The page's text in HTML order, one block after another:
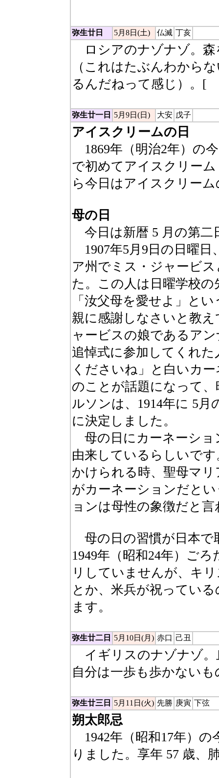
弥生廿日 5月8日(土) 仏滅 丁亥
ロシアのナゾナゾ。森
（これはたぶんわから
るんだねって感じ）。[
弥生廿一日 5月9日(日) 大安 戊子
アイスクリームの日
1869年（明治2年）の
で初めてアイスクリー
ら今日はアイスクリーム
母の日
今日は新暦 5 月の第二
1907年5月9日の日曜
ア州でミス・ジャービ
た。この人は日曜学校
「汝父母を愛せよ」と
親に感謝しなさいと教
ャービスの娘であるア
追悼式に参加してくれ
くださいね」と白いカ
のことが話題になって
ルソンは、1914年に 5
に決定しました。
母の日にカーネーショ
由来しているらしいで
かけられる時、聖母マ
がカーネーションだと
ョンは母性の象徴だと
母の日の習慣が日本で
1949年（昭和24年）ご
リしていませんが、キ
とか、米兵が祝ってい
ます。
弥生廿二日 5月10日(月) 赤口 己丑
イギリスのナゾナゾ。
自分は一歩も歩かない
弥生廿三日 5月11日(火) 先勝 庚寅 下弦
朔太郎忌
1942年（昭和17年）の
りました。享年 57 歳、